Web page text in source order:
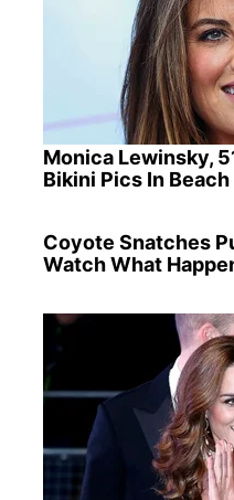
Monica Lewinsky,
Bikini Pics In
Coyote Snatches
Watch What